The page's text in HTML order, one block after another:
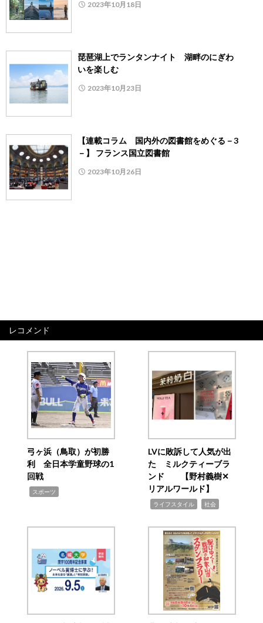
2023年10月18日
琵琶湖上でランタンナイト 湖畔のにぎわ
いを楽しむ
2023年10月23日
【連載コラム 国内外の図書館をめぐる－3
－】 フランス国立図書館
2023年10月26日
レコメンド
弓ヶ浜（鳥取）が初勝
利 全日本学童野球の1
回戦
スポーツ
LVに敗訴して人気が出
た ミルクティーブラ
ンド 【野村義樹✕
リアルワールド】
ライフスタイル 社会